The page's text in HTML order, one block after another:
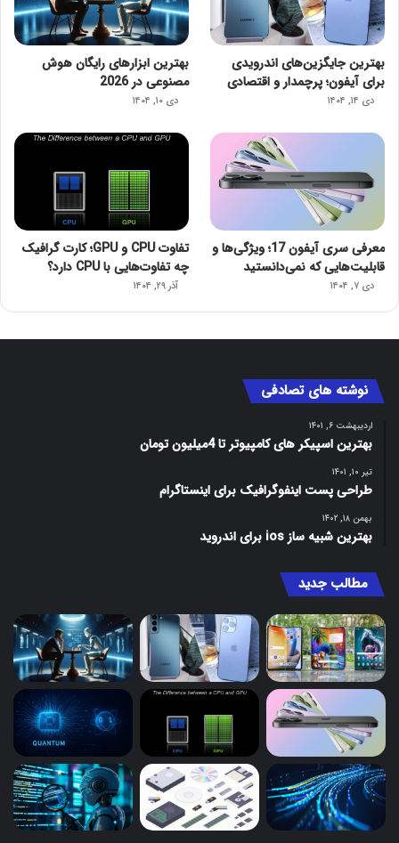
بهترین جایگزین‌های اندرویدی
برای آیفون؛ پرچمدار و اقتصادی
دی ۱۴, ۱۴۰۴
بهترین ابزارهای رایگان هوش
مصنوعی در 2026
دی ۱۰, ۱۴۰۴
معرفی سری آیفون 17؛ ویژگی‌ها و
قابلیت‌هایی که نمی‌دانستید
دی ۷, ۱۴۰۴
تفاوت CPU و GPU؛ کارت گرافیک
چه تفاوت‌هایی با CPU دارد؟
آذر ۲۹, ۱۴۰۴
نوشته های تصادفی
اردیبهشت ۶, ۱۴۰۱
بهترین اسپیکر های کامپیوتر تا 4میلیون تومان
تیر ۱۰, ۱۴۰۱
طراحی پست اینفوگرافیک برای اینستاگرام
بهمن ۱۸, ۱۴۰۲
بهترین شبیه ساز ios برای اندروید
مطالب جدید